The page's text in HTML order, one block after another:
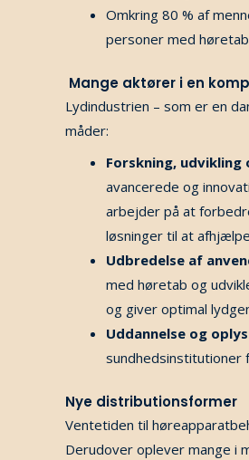
Omkring 80 % af
personer med
Mange aktører i en
Lydindustrien – som er en
måder:
Forskning,
avancerede og
arbejder på at
løsninger til at
Udbredelse af
med høretab og
og giver optimal
Uddannelse og
sundhedsinstitutioner
Nye distributionsformer
Ventetiden til
Derudover oplever mange i